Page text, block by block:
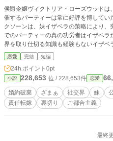
侯爵令嬢ヴィクトリア・ローズウッド
催するパーティーは常に好評を博していた。 しかし、婚約者ダミアン・
クソーンは、妹イザベラの策略により
でのパーティーの真の功労者はイザベラだ
界を取り仕切る知識も経験もないイザベ
方、ヴィクトリアは軍事貴族の誉れ高き
パーティーを成功させる手腕を求めてい
晴らしいパーティーの数々を開催していく。 そして、真実を知ったダミ
復縁を迫るが、既にヴィクトリアの心
いた――。 ※設定ゆるめ、ご都合主義の作品です。 ※過去に使用した設定や展
開などを再利用しています。 ※カクヨム
恋愛 完結 短編
24h.ポイント 0pt
小説 228,653 位 / 228,653件 恋愛
婚約破棄 ざまぁ 社交界 妹
責任転嫁
裏切り ご都合主義
最終